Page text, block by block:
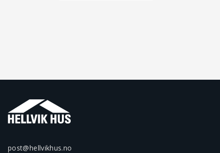
post@hellvikhus.no